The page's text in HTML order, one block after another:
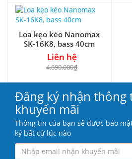
Loa kẹo kéo Nanomax
SK-16K8, bass 40cm
Liên hệ
4.890.000₫
Đăng ký nhận thông
khuyến mãi
Thông tin của bạn sẽ được bảo
ký bất cứ lúc nào